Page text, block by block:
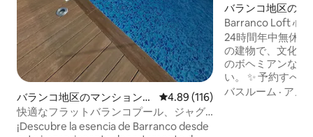
バランコ地区のマンション・
アパート
レビュー116件、5つ星中4.89つ
4.89 (116)
快適なフラットバランコプール、ジャグ
ジー、ジム、コーワーク1014
¡Descubre la esencia de Barranco desde
バランコ地区のマ
アパート
Barranco Loft 心
ジャグジー 温水
24時間年中無休
の建物で、文化の
のボヘミアンな中
い。 ✨ 予約すべき6つの理由： 🧳 スーツ
ケース：早めに到
バスルーム · アメ